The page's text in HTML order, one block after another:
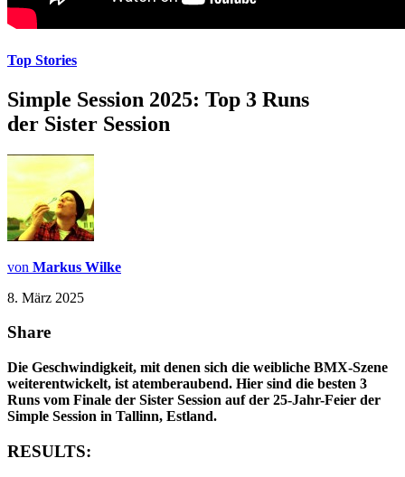
Top Stories
Simple Session 2025: Top 3 Runs
der Sister Session
von Markus Wilke
8. März 2025
Share
Die Geschwindigkeit, mit denen sich die weibliche BMX-Szene
weiterentwickelt, ist atemberaubend. Hier sind die besten 3
Runs vom Finale der Sister Session auf der 25-Jahr-Feier der
Simple Session in Tallinn, Estland.
RESULTS: